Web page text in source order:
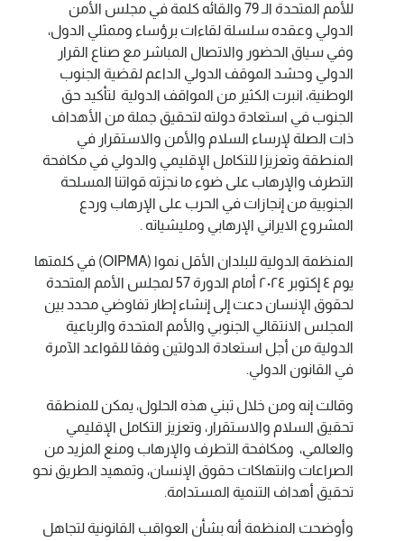
للأمم المتحدة الـ 79 والقائه كلمة في مجلس الأمن
الدولي وعقده سلسلة لقاءات برؤساء وممثلي الدول،
وفي سياق الحضور والاتصال المباشر مع صناع القرار
الدولي وحشد الموقف الدولي الداعم لقضية الجنوب
الوطنية، انبرت الكثير من المواقف الدولية لتأكيد حق
الجنوب في استعادة دولته لتحقيق جملة من الأهداف
ذات الصلة لإرساء السلام والأمن والاستقرار في
المنطقة وتعزيزا للتكامل الإقليمي والدولي في مكافحة
التطرف والإرهاب على ضوء ما نجزته قواتنا المسلحة
الجنوبية من إنجازات في الحرب على الإرهاب وردع
المشروع الايراني الإرهابي ومليشياته .
المنظمة الدولية للبلدان الأقل نموا (OIPMA) في كلمتها
يوم ٤ إكتوبر ٢٠٢٤ أمام الدورة 57 لمجلس الأمم المتحدة
لحقوق الإنسان دعت إلى إنشاء إطار تفاوضي محدد بين
المجلس الانتقالي الجنوبي والأمم المتحدة والرباعية
الدولية من أجل استعادة الدولتين وفقا للقواعد الآمرة
في القانون الدولي.
وقالت إنه ومن خلال تبني هذه الحلول، يمكن للمنطقة
تحقيق السلام والاستقرار، وتعزيز التكامل الإقليمي
والعالمي، ومكافحة التطرف والإرهاب ومنع المزيد من
الصراعات وانتهاكات حقوق الإنسان، وتمهيد الطريق نحو
تحقيق أهداف التنمية المستدامة.
وأوضحت المنظمة أنه بشأن العواقب القانونية لتجاهل